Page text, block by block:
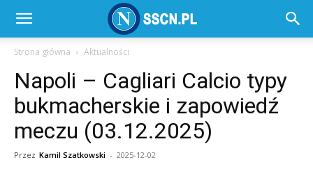
SSC
Napoli
Strona główna Aktualności
Napoli – Cagliari Calcio typy
bukmacherskie i zapowiedź
meczu (03.12.2025)
Przez Kamil Szatkowski - 2025-12-02